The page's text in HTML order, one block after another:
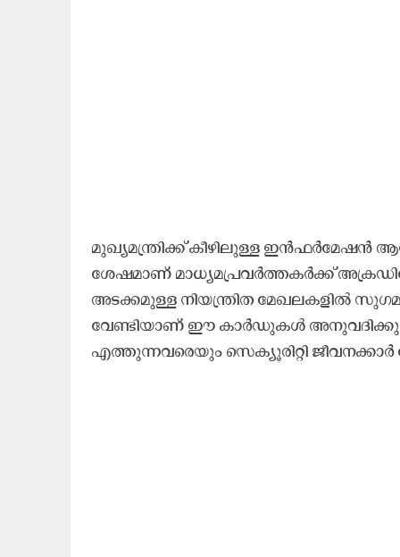
മുഖ്യമന്ത്രിക്ക് കീഴിലുള്ള
ശേഷമാണ് മാധ്യമപ്രവർത്തകർക്ക്
അടക്കമുള്ള നിയന്ത്രിത മേഖലകളിൽ
വേണ്ടിയാണ് ഈ കാർഡുകൾ
എത്തുന്നവരെയും സെക്യൂരിറ്റി